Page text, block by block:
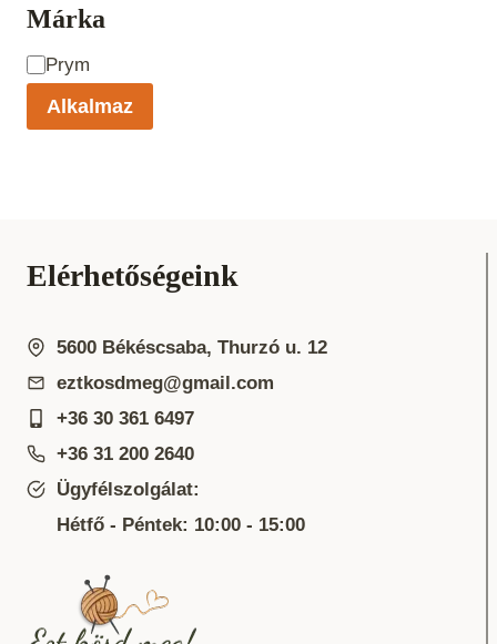
Márka
Product
Prym
Alkalmaz
Elérhetőségeink
5600 Békéscsaba, Thurzó u. 12
eztkosdmeg@gmail.com
+36 30 361 6497
+36 31 200 2640
Ügyfélszolgálat:
Hétfő - Péntek: 10:00 - 15:00